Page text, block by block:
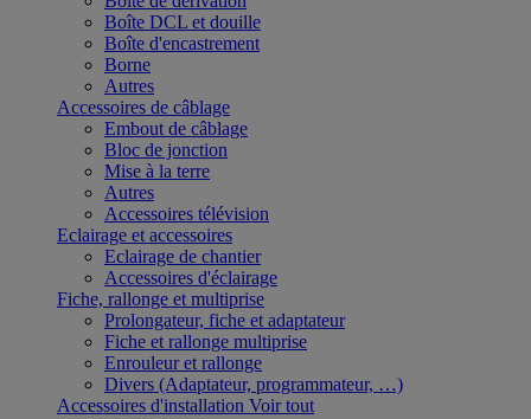
Boîte DCL et douille
Boîte d'encastrement
Borne
Autres
Accessoires de câblage
Embout de câblage
Bloc de jonction
Mise à la terre
Autres
Accessoires télévision
Eclairage et accessoires
Eclairage de chantier
Accessoires d'éclairage
Fiche, rallonge et multiprise
Prolongateur, fiche et adaptateur
Fiche et rallonge multiprise
Enrouleur et rallonge
Divers (Adaptateur, programmateur, …)
Accessoires d'installation Voir tout